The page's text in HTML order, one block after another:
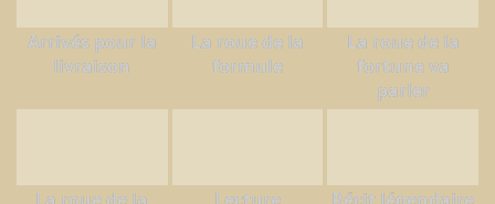
Arrivés pour la
livraison
La roue de la
formule
La roue de la
fortune va
parler